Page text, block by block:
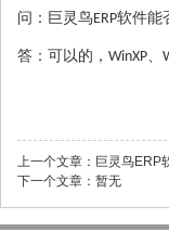
问 ： 巨灵鸟ERP软件能
答：可以的， WinXP、
上一个文章： 巨灵鸟ERP
下一个文章： 暂无